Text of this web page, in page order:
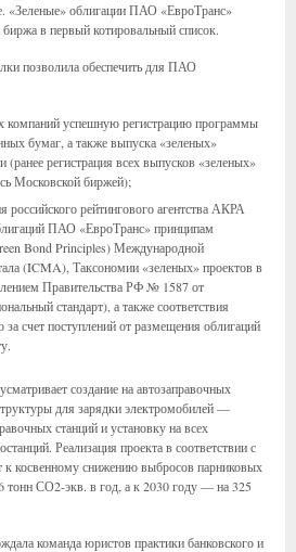
«Зеленые» облигации ПАО «ЕвроТранс»
в первый котировальный список.
позволила обеспечить для ПАО
компаний успешную регистрацию программы
бумаг, а также выпуска «зеленых»
(ранее регистрация всех выпусков «зеленых»
Московской биржей);
российского рейтингового агентства АКРА
ПАО «ЕвроТранс» принципам
Bond Principles) Международной
(ICMA), Таксономии «зеленых» проектов в
Правительства РФ № 1587 от
стандарт), а также соответствия
счет поступлений от размещения облигаций
создание на автозаправочных
для зарядки электромобилей —
станций и установку на всех
Реализация проекта в соответствии с
к косвенному снижению выбросов парниковых
тонн СО2-экв. в год, а к 2030 году — на 325
команда юристов практики банковского и